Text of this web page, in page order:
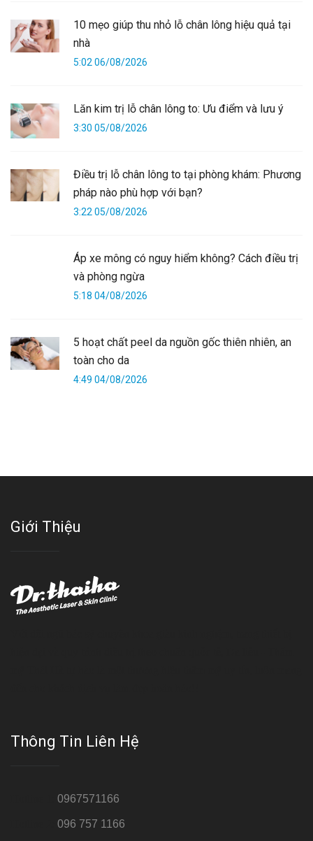
10 mẹo giúp thu nhỏ lỗ chân lông hiệu quả tại
nhà
5:02 06/08/2026
Lăn kim trị lỗ chân lông to: Ưu điểm và lưu ý
3:30 05/08/2026
Điều trị lỗ chân lông to tại phòng khám: Phương
pháp nào phù hợp với bạn?
3:22 05/08/2026
Áp xe mông có nguy hiểm không? Cách điều trị
và phòng ngừa
5:18 04/08/2026
5 hoạt chất peel da nguồn gốc thiên nhiên, an
toàn cho da
4:49 04/08/2026
Giới Thiệu
Thông Tin Liên Hệ
0967571166
096 757 1166